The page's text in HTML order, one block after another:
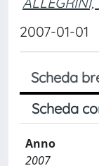
2007-01-01
Scheda
Scheda
Anno
2007